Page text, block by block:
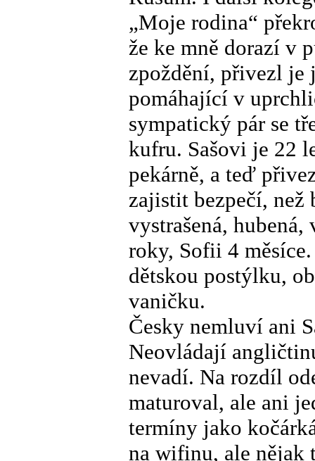
„Moje rodina“
že ke mně dorazí v
zpoždění, přivezl je
pomáhající v
sympatický pár se
kufru. Sašovi je 22
pekárně, a teď
zajistit bezpečí, než
vystrašená,
roky, Sofii 4
dětskou postýlku,
vaničku.
Česky nemluví ani
Neovládají
nevadí. Na rozdíl
maturoval, ale ani
termíny jako
na wifinu, ale nějak